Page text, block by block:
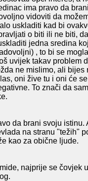
ima pravo da
vidoviti da
uskladiti kad bi
o biti ili ne biti,
jedna sredina
, to bi se
uvijek takav problem
ne mislimo, ali bijes
oni žive tu i oni će
To znači da
da brani svoju istinu.
na stranu "težih"
kao za obične ljude.
najprije se čovjek